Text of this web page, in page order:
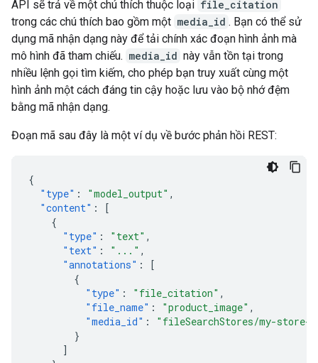
API sẽ trả về một chú thích thuộc loại file_citation
trong các chú thích bao gồm một media_id . Bạn có thể sử
dụng mã nhận dạng này để tải chính xác đoạn hình ảnh mà
mô hình đã tham chiếu. media_id này vẫn tồn tại trong
nhiều lệnh gọi tìm kiếm, cho phép bạn truy xuất cùng một
hình ảnh một cách đáng tin cậy hoặc lưu vào bộ nhớ đệm
bằng mã nhận dạng.
Đoạn mã sau đây là một ví dụ về bước phản hồi REST:
{
"type" : "model_output" ,
"content" :
[
{
"type" : "text" ,
"text" : "..." ,
"annotations" :
[
{
"type" : "file_citation" ,
"file_name" : "product_image" ,
"media_id" :
"fileSearchStores/my-store-
}
]